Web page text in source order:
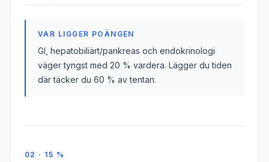
VAR LIGGER POÄNGEN
GI, hepatobiliärt/pankreas och endokrinologi
väger tyngst med 20 % vardera. Lägger du tiden
där täcker du 60 % av tentan.
02 · 15 %